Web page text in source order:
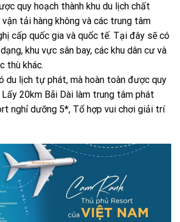
quy hoạch thành khu du lịch chất
vận tải hàng không và các trung tâm
cấp quốc gia và quốc tế. Tại đây sẽ có
khu vực sân bay, các khu dân cư và
thù khác.
du lịch tự phát, mà hoàn toàn được quy
20km Bãi Dài làm trung tâm phát
nghỉ dưỡng 5*, Tổ hợp vui chơi giải trí